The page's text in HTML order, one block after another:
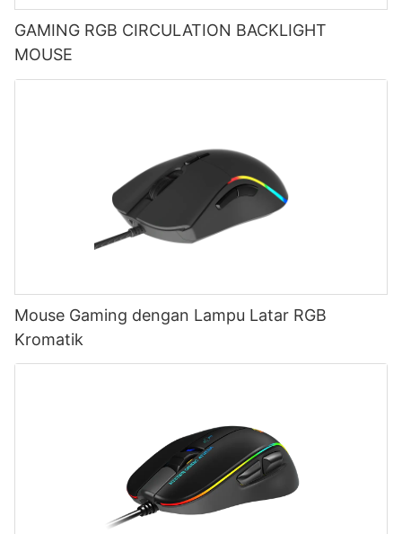
GAMING RGB CIRCULATION BACKLIGHT
MOUSE
Mouse Gaming dengan Lampu Latar RGB
Kromatik